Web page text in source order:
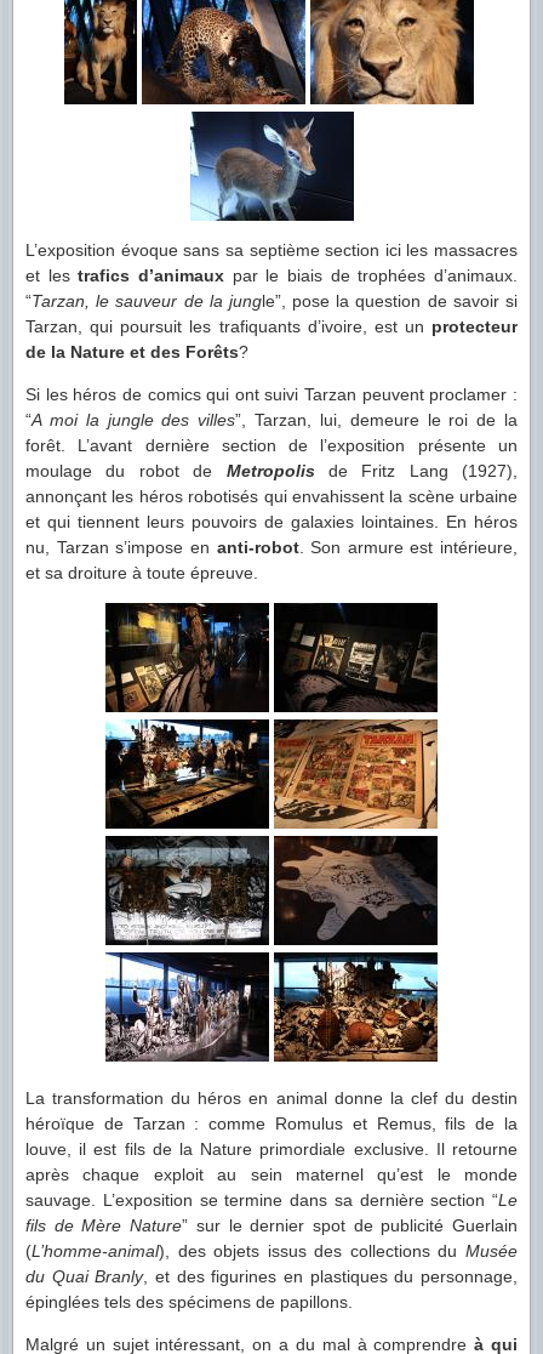
L’exposition évoque sans sa septième section ici les massacres
et lestrafics d’animaux par le biais de trophées d’animaux.
“Tarzan, le sauveur de la jungle”, pose la question de savoir si
Tarzan, qui poursuit les trafiquants d’ivoire, est un protecteur
de la Nature et des Forêts?
Si les héros de comics qui ont suivi Tarzan peuvent proclamer :
“A moi la jungle des villes”, Tarzan, lui, demeure le roi de la
forêt. L’avant dernière section de l’exposition présente un
moulage du robot de Metropolis
de Fritz Lang (1927),
annonçant les héros robotisés qui envahissent la scène urbaine
et qui tiennent leurs pouvoirs de galaxies lointaines. En héros
nu, Tarzan s’impose en anti-robot. Son armure est intérieure,
et sa droiture à toute épreuve.
La transformation du héros en animal donne la clef du destin
héroïque de Tarzan : comme Romulus et Remus, fils de la
louve, il est fils de la Nature primordiale exclusive. Il retourne
après chaque exploit au sein maternel qu’est le monde
sauvage. L’exposition se termine dans sa dernière section “Le
fils de Mère Nature” sur le dernier spot de publicité Guerlain
(L’homme-animal), des objets issus des collections du Musée
du Quai Branly, et des figurines en plastiques du personnage,
épinglées tels des spécimens de papillons.
Malgré un sujet intéressant, on a du mal à comprendreà qui